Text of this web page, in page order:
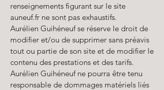
renseignements figurant sur le site
auneuf.fr ne sont pas exhaustifs.
Aurélien Guihéneuf se réserve le droit de
modifier et/ou de supprimer sans préavis
tout ou partie de son site et de modifier le
contenu des prestations et des tarifs.
Aurélien Guihéneuf ne pourra être tenu
responsable de dommages matériels liés